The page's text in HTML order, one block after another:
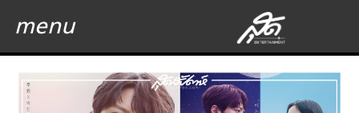
menu